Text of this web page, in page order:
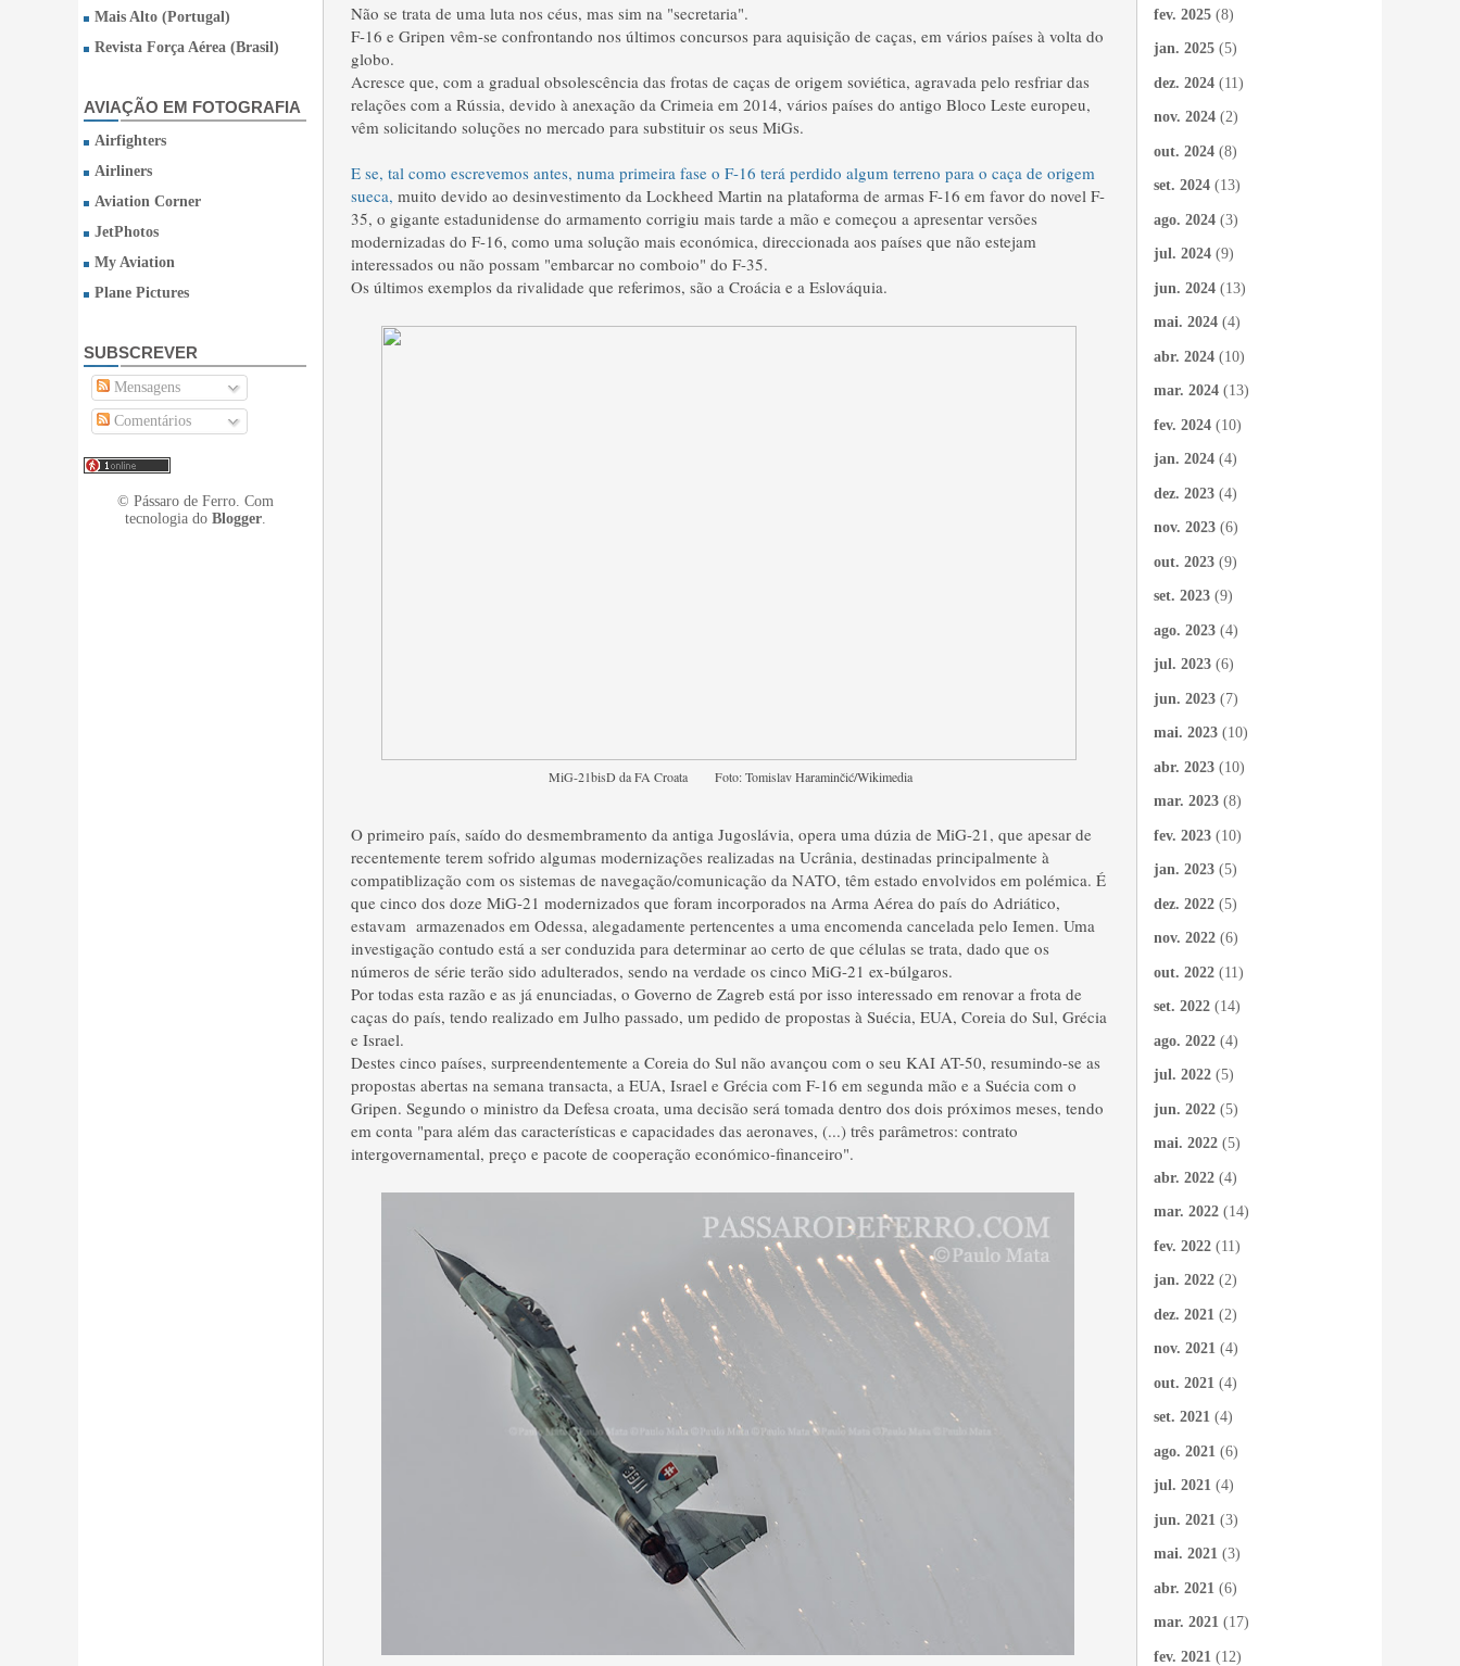
Mais Alto (Portugal)
Revista Força Aérea (Brasil)
AVIAÇÃO EM FOTOGRAFIA
Airfighters
Airliners
Aviation Corner
JetPhotos
My Aviation
Plane Pictures
SUBSCREVER
Mensagens
Comentários
© Pássaro de Ferro. Com
tecnologia do Blogger.
Não se trata de uma luta nos céus, mas sim na "secretaria".
F-16 e Gripen vêm-se confrontando nos últimos concursos para aquisição de caças, em vários países à volta do
globo.
Acresce que, com a gradual obsolescência das frotas de caças de origem soviética, agravada pelo resfriar das
relações com a Rússia, devido à anexação da Crimeia em 2014, vários países do antigo Bloco Leste europeu,
vêm solicitando soluções no mercado para substituir os seus MiGs.
E se, tal como escrevemos antes, numa primeira fase o F-16 terá perdido algum terreno para o caça de origem
sueca, muito devido ao desinvestimento da Lockheed Martin na plataforma de armas F-16 em favor do novel F-
35, o gigante estadunidense do armamento corrigiu mais tarde a mão e começou a apresentar versões
modernizadas do F-16, como uma solução mais económica, direccionada aos países que não estejam
interessados ou não possam "embarcar no comboio" do F-35.
Os últimos exemplos da rivalidade que referimos, são a Croácia e a Eslováquia.
MiG-21bisD da FA Croata Foto: Tomislav Haraminčić/Wikimedia
O primeiro país, saído do desmembramento da antiga Jugoslávia, opera uma dúzia de MiG-21, que apesar de
recentemente terem sofrido algumas modernizações realizadas na Ucrânia, destinadas principalmente à
compatiblização com os sistemas de navegação/comunicação da NATO, têm estado envolvidos em polémica. É
que cinco dos doze MiG-21 modernizados que foram incorporados na Arma Aérea do país do Adriático,
estavam armazenados em Odessa, alegadamente pertencentes a uma encomenda cancelada pelo Iemen. Uma
investigação contudo está a ser conduzida para determinar ao certo de que células se trata, dado que os
números de série terão sido adulterados, sendo na verdade os cinco MiG-21 ex-búlgaros.
Por todas esta razão e as já enunciadas, o Governo de Zagreb está por isso interessado em renovar a frota de
caças do país, tendo realizado em Julho passado, um pedido de propostas à Suécia, EUA, Coreia do Sul, Grécia
e Israel.
Destes cinco países, surpreendentemente a Coreia do Sul não avançou com o seu KAI AT-50, resumindo-se as
propostas abertas na semana transacta, a EUA, Israel e Grécia com F-16 em segunda mão e a Suécia com o
Gripen. Segundo o ministro da Defesa croata, uma decisão será tomada dentro dos dois próximos meses, tendo
em conta "para além das características e capacidades das aeronaves, (...) três parâmetros: contrato
intergovernamental, preço e pacote de cooperação económico-financeiro".
fev. 2025 (8)
jan. 2025 (5)
dez. 2024 (11)
nov. 2024 (2)
out. 2024 (8)
set. 2024 (13)
ago. 2024 (3)
jul. 2024 (9)
jun. 2024 (13)
mai. 2024 (4)
abr. 2024 (10)
mar. 2024 (13)
fev. 2024 (10)
jan. 2024 (4)
dez. 2023 (4)
nov. 2023 (6)
out. 2023 (9)
set. 2023 (9)
ago. 2023 (4)
jul. 2023 (6)
jun. 2023 (7)
mai. 2023 (10)
abr. 2023 (10)
mar. 2023 (8)
fev. 2023 (10)
jan. 2023 (5)
dez. 2022 (5)
nov. 2022 (6)
out. 2022 (11)
set. 2022 (14)
ago. 2022 (4)
jul. 2022 (5)
jun. 2022 (5)
mai. 2022 (5)
abr. 2022 (4)
mar. 2022 (14)
fev. 2022 (11)
jan. 2022 (2)
dez. 2021 (2)
nov. 2021 (4)
out. 2021 (4)
set. 2021 (4)
ago. 2021 (6)
jul. 2021 (4)
jun. 2021 (3)
mai. 2021 (3)
abr. 2021 (6)
mar. 2021 (17)
fev. 2021 (12)